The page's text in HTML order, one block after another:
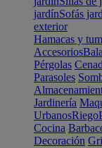
jardínSofás
exterior
Hamacas y
Accesorios
Pérgolas
Parasoles
Jardinería
UrbanosRiego
Cocina
Decoración